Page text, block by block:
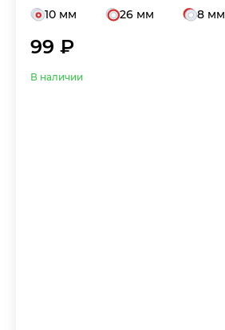
10 мм 26 мм 8 мм
99 ₽
В наличии